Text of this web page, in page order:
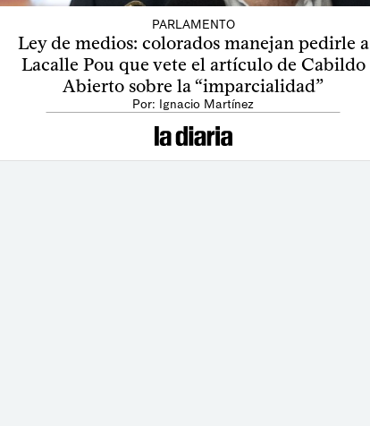
PARLAMENTO
Ley de medios: colorados manejan pedirle a
Lacalle Pou que vete el artículo de Cabildo
Abierto sobre la “imparcialidad”
Por: Ignacio Martínez